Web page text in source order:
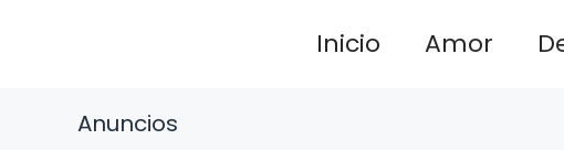
Inicio Amor
Anuncios